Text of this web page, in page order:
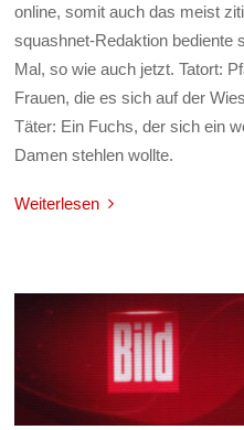
online, somit auch das meist
squashnet-Redaktion bediente
Mal, so wie auch jetzt. Tatort:
Frauen, die es sich auf der
Täter: Ein Fuchs, der sich ein
Damen stehlen wollte.
Weiterlesen